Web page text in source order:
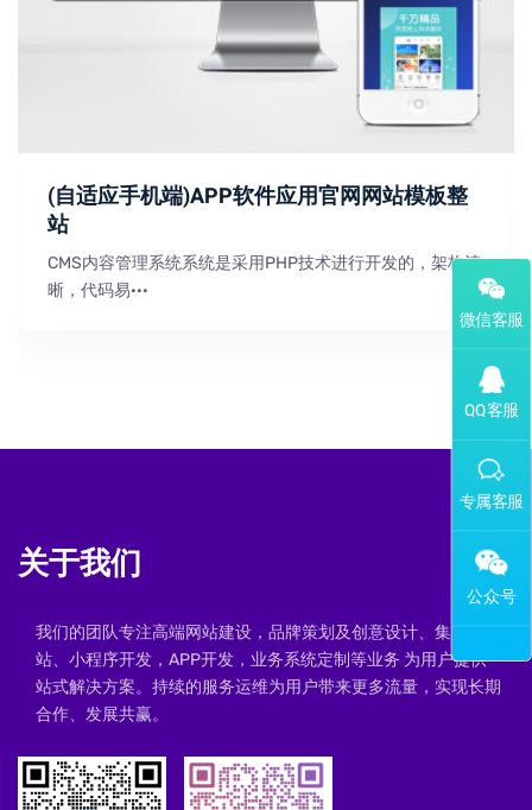
(自适应手机端)APP软件应用官网网站模板整
站
CMS内容管理系统系统是采用PHP技术进行开发的，架构清
晰，代码易···
关于我们
我们的团队专注高端网站建设，品牌策划及创意设计、集群建
站、小程序开发，APP开发，业务系统定制等业务 为用户提供一
站式解决方案。持续的服务运维为用户带来更多流量，实现长期
合作、发展共赢。